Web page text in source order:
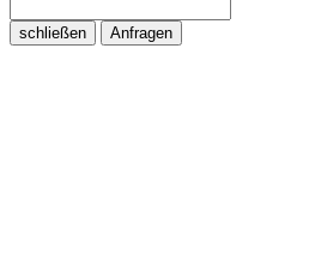
schließen Anfragen